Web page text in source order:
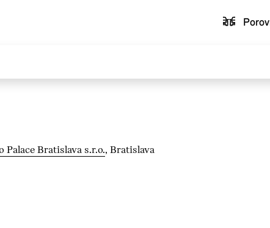
Palace Bratislava s.r.o., Bratislava